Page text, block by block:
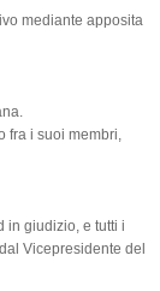
mediante apposita
fra i suoi membri,
in giudizio, e tutti i
Vicepresidente del